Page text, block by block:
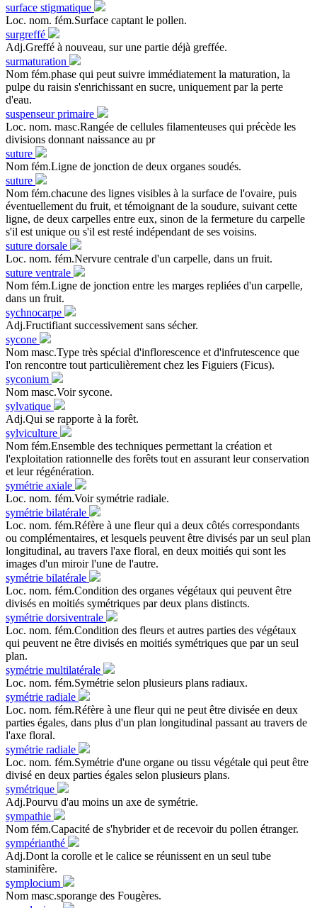
surface stigmatique
Loc. nom. fém.Surface captant le pollen.
surgreffé
Adj.Greffé à nouveau, sur une partie déjà greffée.
surmaturation
Nom fém.phase qui peut suivre immédiatement la maturation, la
pulpe du raisin s'enrichissant en sucre, uniquement par la perte
d'eau.
suspenseur primaire
Loc. nom. masc.Rangée de cellules filamenteuses qui précède les
divisions donnant naissance au pr
suture
Nom fém.Ligne de jonction de deux organes soudés.
suture
Nom fém.chacune des lignes visibles à la surface de l'ovaire, puis
éventuellement du fruit, et témoignant de la soudure, suivant cette
ligne, de deux carpelles entre eux, sinon de la fermeture du carpelle
s'il est unique ou s'il est resté indépendant de ses voisins.
suture dorsale
Loc. nom. fém.Nervure centrale d'un carpelle, dans un fruit.
suture ventrale
Nom fém.Ligne de jonction entre les marges repliées d'un carpelle,
dans un fruit.
sychnocarpe
Adj.Fructifiant successivement sans sécher.
sycone
Nom masc.Type très spécial d'inflorescence et d'infrutescence que
l'on rencontre tout particulièrement chez les Figuiers (Ficus).
syconium
Nom masc.Voir sycone.
sylvatique
Adj.Qui se rapporte à la forêt.
sylviculture
Nom fém.Ensemble des techniques permettant la création et
l'exploitation rationnelle des forêts tout en assurant leur conservation
et leur régénération.
symétrie axiale
Loc. nom. fém.Voir symétrie radiale.
symétrie bilatérale
Loc. nom. fém.Réfère à une fleur qui a deux côtés correspondants
ou complémentaires, et lesquels peuvent être divisés par un seul plan
longitudinal, au travers l'axe floral, en deux moitiés qui sont les
images d'un miroir l'une de l'autre.
symétrie bilatérale
Loc. nom. fém.Condition des organes végétaux qui peuvent être
divisés en moitiés symétriques par deux plans distincts.
symétrie dorsiventrale
Loc. nom. fém.Condition des fleurs et autres parties des végétaux
qui peuvent ne être divisés en moitiés symétriques que par un seul
plan.
symétrie multilatérale
Loc. nom. fém.Symétrie selon plusieurs plans radiaux.
symétrie radiale
Loc. nom. fém.Réfère à une fleur qui ne peut être divisée en deux
parties égales, dans plus d'un plan longitudinal passant au travers de
l'axe floral.
symétrie radiale
Loc. nom. fém.Symétrie d'une organe ou tissu végétale qui peut être
divisé en deux parties égales selon plusieurs plans.
symétrique
Adj.Pourvu d'au moins un axe de symétrie.
sympathie
Nom fém.Capacité de s'hybrider et de recevoir du pollen étranger.
sympérianthé
Adj.Dont la corolle et le calice se réunissent en un seul tube
staminifère.
symplocium
Nom masc.sporange des Fougères.